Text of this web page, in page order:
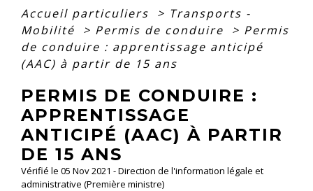
Accueil particuliers > Transports -
Mobilité
> Permis de conduire > Permis
de conduire : apprentissage anticipé
(AAC) à partir de 15 ans
PERMIS DE CONDUIRE :
APPRENTISSAGE
ANTICIPÉ (AAC) À PARTIR
DE 15 ANS
Vérifié le 05 Nov 2021 - Direction de l'information légale et
administrative (Première ministre)